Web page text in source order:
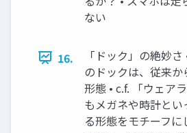
ない
16.
「ドック」の絶妙
のドックは、従来か
形態 • c.f. 「ウェア
もメガネや時計とい
る形態をモチーフに